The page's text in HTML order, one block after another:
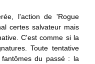
l'action de 'Rogue
certes salvateur mais
C'est comme si la
Toute tentative
du passé : la